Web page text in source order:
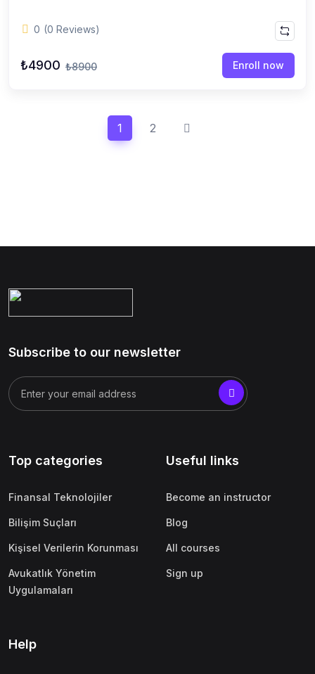
0 (0 Reviews)
₺4900 ₺8900 Enroll now
1 2
Subscribe to our newsletter
Top categories
Finansal Teknolojiler
Bilişim Suçları
Kişisel Verilerin Korunması
Avukatlık Yönetim
Uygulamaları
Useful links
Become an instructor
Blog
All courses
Sign up
Help